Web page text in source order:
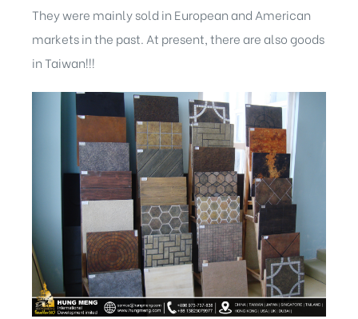
They were mainly sold in European and American
markets in the past. At present, there are also goods
in Taiwan!!!
含日本